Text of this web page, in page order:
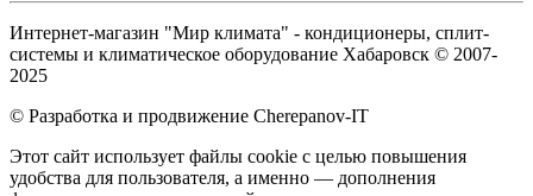
Интернет-магазин "Мир климата" - кондиционеры, сплит-
системы и климатическое оборудование Хабаровск © 2007-
2025
© Разработка и продвижение Cherepanov-IT
Этот сайт использует файлы cookie с целью повышения
удобства для пользователя, а именно — дополнения